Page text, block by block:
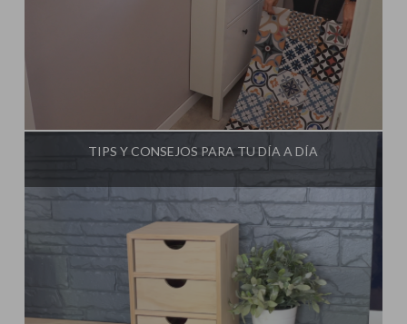
Influencer: Steffido
TIPS Y CONSEJOS PARA TU DÍA A DÍA